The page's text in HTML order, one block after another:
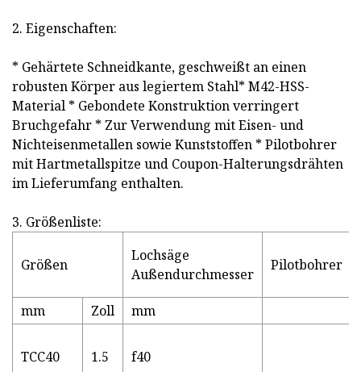
2. Eigenschaften:
* Gehärtete Schneidkante, geschweißt an einen
robusten Körper aus legiertem Stahl* M42-HSS-
Material * Gebondete Konstruktion verringert
Bruchgefahr * Zur Verwendung mit Eisen- und
Nichteisenmetallen sowie Kunststoffen * Pilotbohrer
mit Hartmetallspitze und Coupon-Halterungsdrähten
im Lieferumfang enthalten.
3. Größenliste:
Größen
Lochsäge
Außendurchmesser
Pilotbohrer
mm Zoll mm
TCC40 1.5 f40